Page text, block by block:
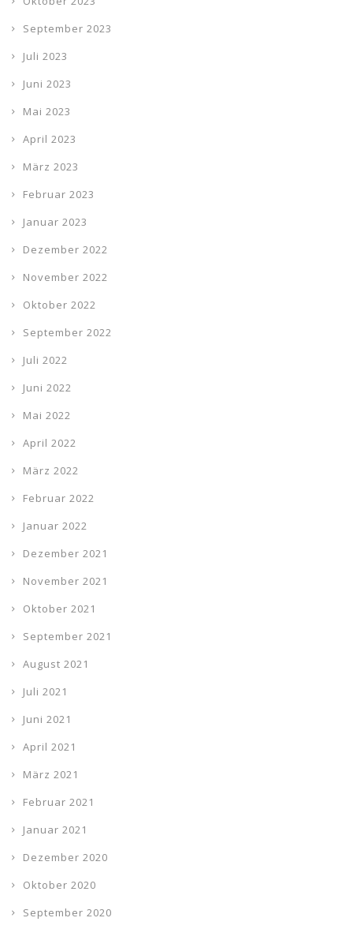
September 2023
Juli 2023
Juni 2023
Mai 2023
April 2023
März 2023
Februar 2023
Januar 2023
Dezember 2022
November 2022
Oktober 2022
September 2022
Juli 2022
Juni 2022
Mai 2022
April 2022
März 2022
Februar 2022
Januar 2022
Dezember 2021
November 2021
Oktober 2021
September 2021
August 2021
Juli 2021
Juni 2021
April 2021
März 2021
Februar 2021
Januar 2021
Dezember 2020
Oktober 2020
September 2020